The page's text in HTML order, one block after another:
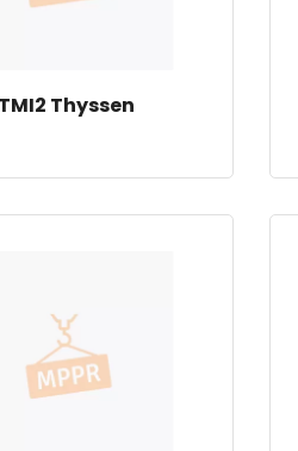
Thyssen